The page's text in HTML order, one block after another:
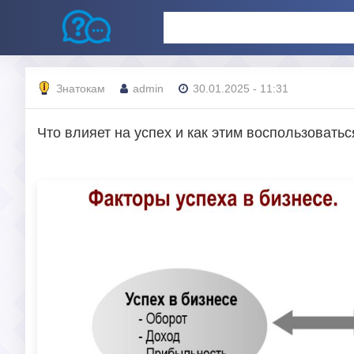
Знатокам admin 30.01.2025 - 11:31
Что влияет на успех и как этим